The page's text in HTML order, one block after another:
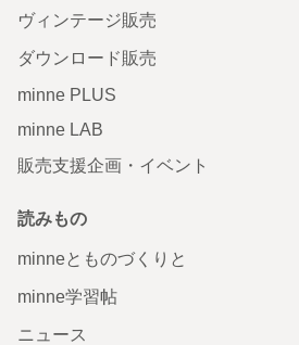
ヴィンテージ販売
ダウンロード販売
minne PLUS
minne LAB
販売支援企画・イベント
読みもの
minneとものづくりと
minne学習帖
ニュース